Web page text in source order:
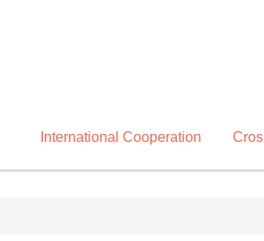
International Cooperation